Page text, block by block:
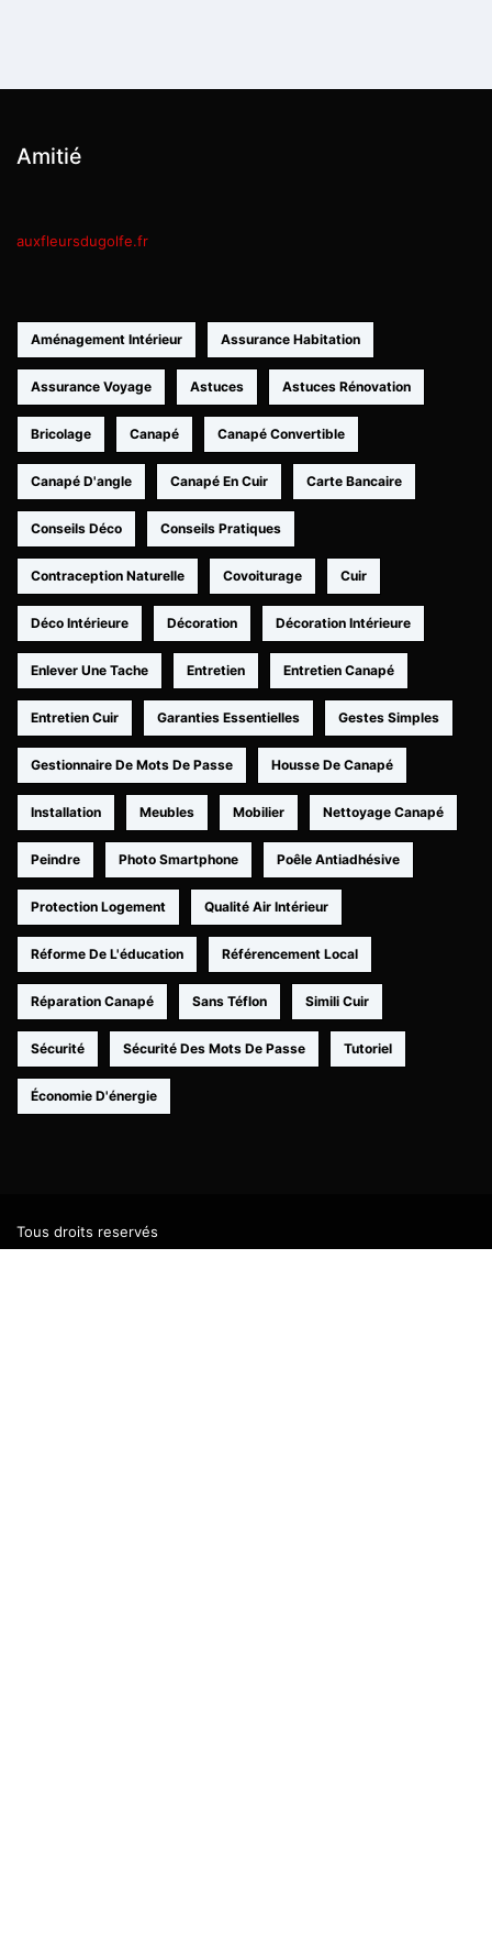
Amitié
auxfleursdugolfe.fr
Aménagement Intérieur Assurance Habitation
Assurance Voyage Astuces Astuces Rénovation
Bricolage Canapé Canapé Convertible
Canapé D'angle Canapé En Cuir Carte Bancaire
Conseils Déco Conseils Pratiques
Contraception Naturelle Covoiturage Cuir
Déco Intérieure Décoration Décoration Intérieure
Enlever Une Tache Entretien Entretien Canapé
Entretien Cuir Garanties Essentielles Gestes Simples
Gestionnaire De Mots De Passe Housse De Canapé
Installation Meubles Mobilier Nettoyage Canapé
Peindre Photo Smartphone Poêle Antiadhésive
Protection Logement Qualité Air Intérieur
Réforme De L'éducation Référencement Local
Réparation Canapé Sans Téflon Simili Cuir
Sécurité Sécurité Des Mots De Passe Tutoriel
Économie D'énergie
Tous droits reservés